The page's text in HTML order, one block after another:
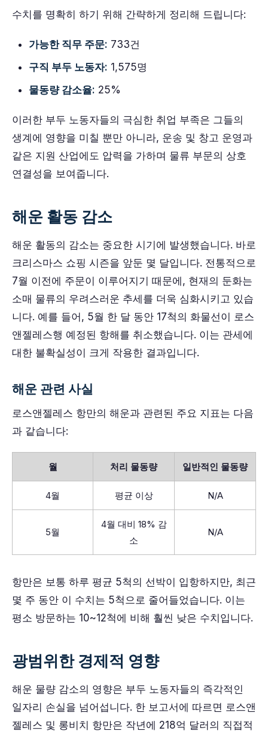
수치를 명확히 하기 위해 간략하게 정리해 드립니다:
가능한 직무 주문: 733건
구직 부두 노동자: 1,575명
물동량 감소율: 25%
이러한 부두 노동자들의 극심한 취업 부족은 그들의
생계에 영향을 미칠 뿐만 아니라, 운송 및 창고 운영과
같은 지원 산업에도 압력을 가하며 물류 부문의 상호
연결성을 보여줍니다.
해운 활동 감소
해운 활동의 감소는 중요한 시기에 발생했습니다. 바로
크리스마스 쇼핑 시즌을 앞둔 몇 달입니다. 전통적으로
7월 이전에 주문이 이루어지기 때문에, 현재의 둔화는
소매 물류의 우려스러운 추세를 더욱 심화시키고 있습
니다. 예를 들어, 5월 한 달 동안 17척의 화물선이 로스
앤젤레스행 예정된 항해를 취소했습니다. 이는 관세에
대한 불확실성이 크게 작용한 결과입니다.
해운 관련 사실
로스앤젤레스 항만의 해운과 관련된 주요 지표는 다음
과 같습니다:
월 처리 물동량 일반적인 물동량
4월 평균 이상 N/A
5월
4월 대비 18% 감
소
N/A
항만은 보통 하루 평균 5척의 선박이 입항하지만, 최근
몇 주 동안 이 수치는 5척으로 줄어들었습니다. 이는
평소 방문하는 10~12척에 비해 훨씬 낮은 수치입니다.
광범위한 경제적 영향
해운 물량 감소의 영향은 부두 노동자들의 즉각적인
일자리 손실을 넘어섭니다. 한 보고서에 따르면 로스앤
젤레스 및 롱비치 항만은 작년에 218억 달러의 직접적